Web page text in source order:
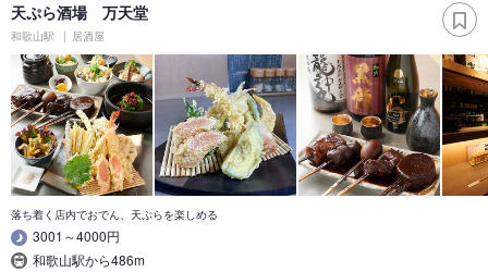
天ぷら酒場 万天堂
和歌山駅 居酒屋
落ち着く店内でおでん、天ぷらを楽しめる
3001～4000円
和歌山駅から486m